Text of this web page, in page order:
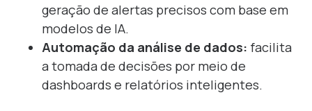
geração de alertas precisos com base em
modelos de IA.
Automação da análise de dados: facilita
a tomada de decisões por meio de
dashboards e relatórios inteligentes.